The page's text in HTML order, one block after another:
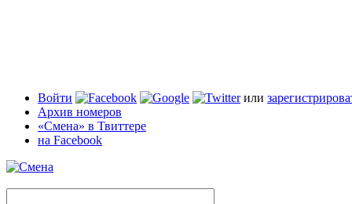
Войти или
Архив номеров
«Смена» в Твиттере
на Facebook